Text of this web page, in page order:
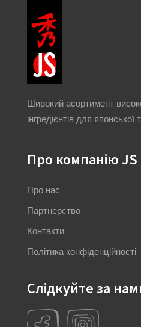
Широкий асортимент
інгредієнтів для японської
Про компанію JS
Про нас
Партнерство
Контакти
Політика конфіденційності
Слідкуйте за